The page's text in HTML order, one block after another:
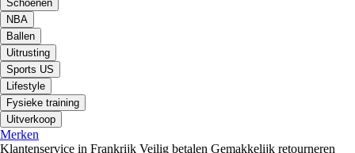
Schoenen
NBA
Ballen
Uitrusting
Sports US
Lifestyle
Fysieke training
Uitverkoop
Merken
Klantenservice in Frankrijk Veilig betalen Gemakkelijk retourneren